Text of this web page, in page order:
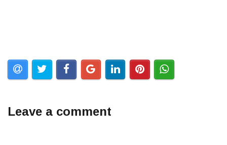
Leave a comment